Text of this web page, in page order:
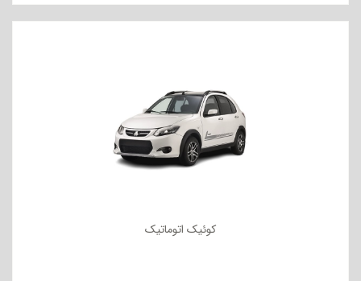
مشاهده جزئیات
کوئیک اتوماتیک